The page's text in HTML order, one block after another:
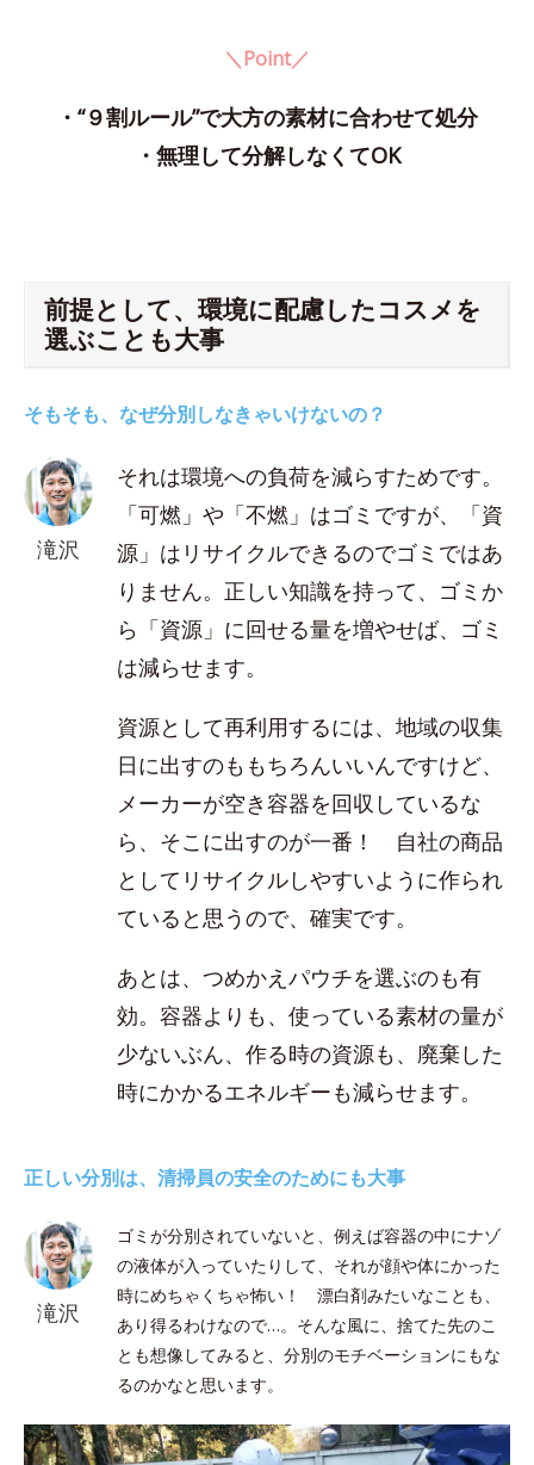
＼Point／
・“９割ルール”で大方の素材に合わせて処分
・無理して分解しなくてOK
前提として、環境に配慮したコスメを
選ぶことも大事
そもそも、なぜ分別しなきゃいけないの？
滝沢
それは環境への負荷を減らすためです。
「可燃」や「不燃」はゴミですが、「資
源」はリサイクルできるのでゴミではあ
りません。正しい知識を持って、ゴミか
ら「資源」に回せる量を増やせば、ゴミ
は減らせます。
資源として再利用するには、地域の収集
日に出すのももちろんいいんですけど、
メーカーが空き容器を回収しているな
ら、そこに出すのが一番！ 自社の商品
としてリサイクルしやすいように作られ
ていると思うので、確実です。
あとは、つめかえパウチを選ぶのも有
効。容器よりも、使っている素材の量が
少ないぶん、作る時の資源も、廃棄した
時にかかるエネルギーも減らせます。
正しい分別は、清掃員の安全のためにも大事
滝沢
ゴミが分別されていないと、例えば容器の中にナゾ
の液体が入っていたりして、それが顔や体にかった
時にめちゃくちゃ怖い！ 漂白剤みたいなことも、
あり得るわけなので…。そんな風に、捨てた先のこ
とも想像してみると、分別のモチベーションにもな
るのかなと思います。